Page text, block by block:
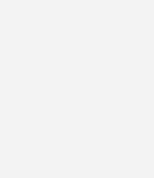
reicht bis zur Arbeitsgemeinschaft, um
Haustechnik zu realisieren.“